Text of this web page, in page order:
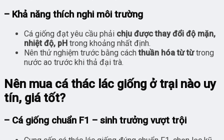
– Khả năng thích nghi môi trường
Cá giống đạt yêu cầu phải chịu được thay đổi độ mặn,
nhiệt độ, pH trong khoảng nhất định.
Nên thử nghiệm trước bằng cáchthuần hóa từ từtrong
nước ao trước khi thả đại trà.
Nên mua cá thác lác giống ở trại nào uy
tín, giá tốt?
– Cá giống chuẩn F1 – sinh trưởng vượt trội